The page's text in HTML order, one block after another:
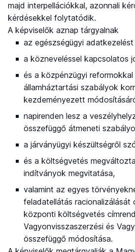
majd interpellációkkal, azonnali
kérdésekkel folytatódik.
A képviselők aznap tárgyalnak
az egészségügyi
a közneveléssel kapcsolatos
és a közpénzügyi
államháztartási szabályok
kezdeményezett
napirenden lesz a
összefüggő átmeneti
a járványügyi készültségről
és a költségvetés
indítványok megvitatása,
valamint az egyes
feladatellátás racionalizálását
központi költségvetés
Vagyonvisszaszerzési és
összefüggő módosítása.